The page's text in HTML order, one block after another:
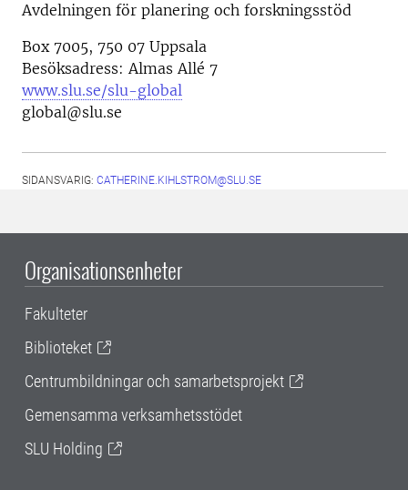
Avdelningen för planering och forskningsstöd
Box 7005, 750 07 Uppsala
Besöksadress: Almas Allé 7
www.slu.se/slu-global
global@slu.se
SIDANSVARIG: CATHERINE.KIHLSTROM@SLU.SE
Organisationsenheter
Fakulteter
Biblioteket
Centrumbildningar och samarbetsprojekt
Gemensamma verksamhetsstödet
SLU Holding